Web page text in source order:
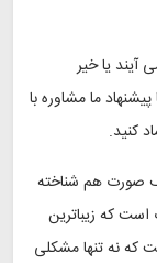
آیند یا خیر
ما مشاوره با
کنید.
صورت هم شناخته
که زیباترین
که نه تنها مشکلی